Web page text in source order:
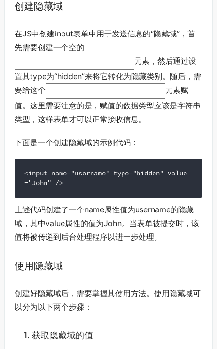
创建隐藏域
在JS中创建input表单中用于发送信息的“隐藏域”，首
先需要创建一个空的
元素，然后通过设
置其type为“hidden”来将它转化为隐藏类别。随后，需
要给这个
元素赋
值。这里需要注意的是，赋值的数据类型应该是字符串
类型，这样表单才可以正常接收信息。
下面是一个创建隐藏域的示例代码：
<input name="username" type="hidden" value
="John" />
上述代码创建了一个name属性值为username的隐藏
域，其中value属性的值为John。当表单被提交时，该
值将被传递到后台处理程序以进一步处理。
使用隐藏域
创建好隐藏域后，需要掌握其使用方法。使用隐藏域可
以分为以下两个步骤：
1. 获取隐藏域的值